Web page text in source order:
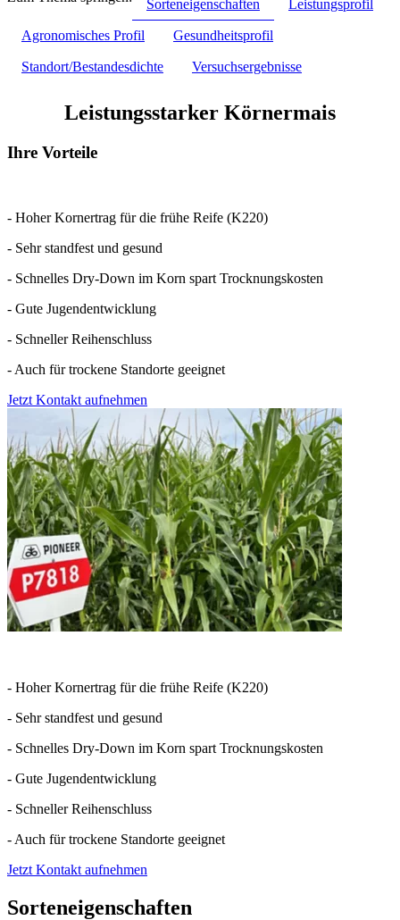
Sorteneigenschaften Leistungsprofil
Agronomisches Profil Gesundheitsprofil
Standort/Bestandesdichte Versuchsergebnisse
Leistungsstarker Körnermais
Ihre Vorteile
- Hoher Kornertrag für die frühe Reife (K220)
- Sehr standfest und gesund
- Schnelles Dry-Down im Korn spart Trocknungskosten
- Gute Jugendentwicklung
- Schneller Reihenschluss
- Auch für trockene Standorte geeignet
Jetzt Kontakt aufnehmen
- Hoher Kornertrag für die frühe Reife (K220)
- Sehr standfest und gesund
- Schnelles Dry-Down im Korn spart Trocknungskosten
- Gute Jugendentwicklung
- Schneller Reihenschluss
- Auch für trockene Standorte geeignet
Jetzt Kontakt aufnehmen
Sorteneigenschaften